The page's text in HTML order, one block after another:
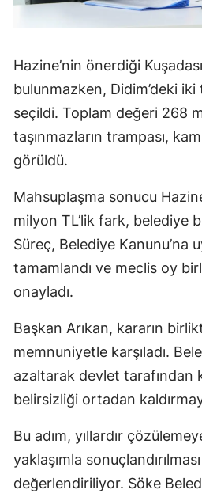
Hazine’nin önerdiği
bulunmazken, Didim’deki
seçildi. Toplam değeri 268
taşınmazların trampası,
görüldü.
Mahsuplaşma sonucu
milyon TL’lik fark, belediye
Süreç, Belediye Kanunu’na
tamamlandı ve meclis oy
onayladı.
Başkan Arıkan, kararın
memnuniyetle karşıladı.
azaltarak devlet tarafından
belirsizliği ortadan
Bu adım, yıllardır
yaklaşımla
değerlendiriliyor. Söke